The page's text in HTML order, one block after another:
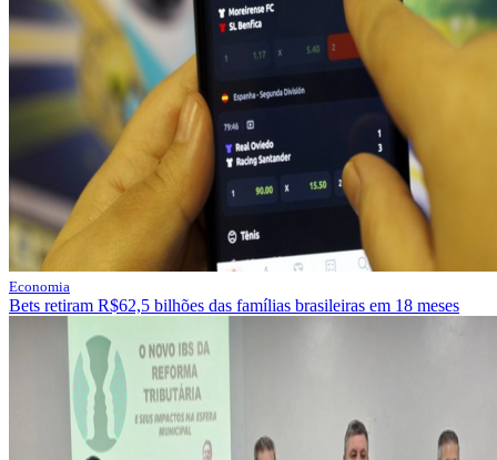
Economia
Bets retiram R$62,5 bilhões das famílias brasileiras em 18 meses